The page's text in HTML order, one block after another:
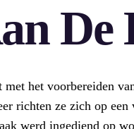
De
het voorbereiden
richten ze zich op
werd ingediend op